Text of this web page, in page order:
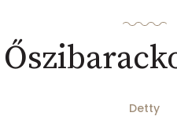
Detty